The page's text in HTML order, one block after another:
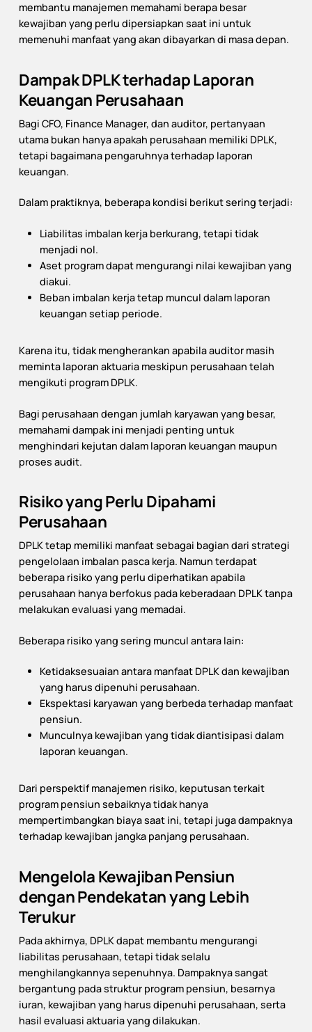
membantu manajemen memahami berapa besar
kewajiban yang perlu dipersiapkan saat ini untuk
memenuhi manfaat yang akan dibayarkan di masa depan.
Dampak DPLK terhadap Laporan
Keuangan Perusahaan
Bagi CFO, Finance Manager, dan auditor, pertanyaan
utama bukan hanya apakah perusahaan memiliki DPLK,
tetapi bagaimana pengaruhnya terhadap laporan
keuangan.
Dalam praktiknya, beberapa kondisi berikut sering terjadi:
Liabilitas imbalan kerja berkurang, tetapi tidak
menjadi nol.
Aset program dapat mengurangi nilai kewajiban yang
diakui.
Beban imbalan kerja tetap muncul dalam laporan
keuangan setiap periode.
Karena itu, tidak mengherankan apabila auditor masih
meminta laporan aktuaria meskipun perusahaan telah
mengikuti program DPLK.
Bagi perusahaan dengan jumlah karyawan yang besar,
memahami dampak ini menjadi penting untuk
menghindari kejutan dalam laporan keuangan maupun
proses audit.
Risiko yang Perlu Dipahami
Perusahaan
DPLK tetap memiliki manfaat sebagai bagian dari strategi
pengelolaan imbalan pasca kerja. Namun terdapat
beberapa risiko yang perlu diperhatikan apabila
perusahaan hanya berfokus pada keberadaan DPLK tanpa
melakukan evaluasi yang memadai.
Beberapa risiko yang sering muncul antara lain:
Ketidaksesuaian antara manfaat DPLK dan kewajiban
yang harus dipenuhi perusahaan.
Ekspektasi karyawan yang berbeda terhadap manfaat
pensiun.
Munculnya kewajiban yang tidak diantisipasi dalam
laporan keuangan.
Dari perspektif manajemen risiko, keputusan terkait
program pensiun sebaiknya tidak hanya
mempertimbangkan biaya saat ini, tetapi juga dampaknya
terhadap kewajiban jangka panjang perusahaan.
Mengelola Kewajiban Pensiun
dengan Pendekatan yang Lebih
Terukur
Pada akhirnya, DPLK dapat membantu mengurangi
liabilitas perusahaan, tetapi tidak selalu
menghilangkannya sepenuhnya. Dampaknya sangat
bergantung pada struktur program pensiun, besarnya
iuran, kewajiban yang harus dipenuhi perusahaan, serta
hasil evaluasi aktuaria yang dilakukan.